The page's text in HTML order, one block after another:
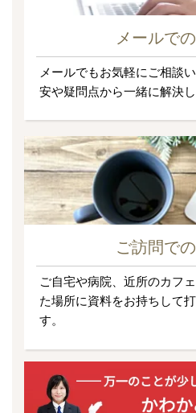
メールで
メールでもお気軽にご相談
安や疑問点から一緒に解決し
ご訪問で
ご自宅や病院、近所のカフ
た場所に資料をお持ちして
す。